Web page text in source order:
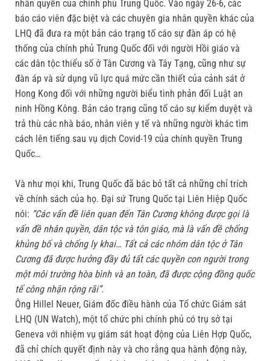
nhân quyền của chính phủ Trung Quốc. Vào ngày 26-6, các
báo cáo viên đặc biệt và các chuyên gia nhân quyền khác của
LHQ đã đưa ra một bản cáo trạng tố cáo sự đàn áp có hệ
thống của chính phủ Trung Quốc đối với người Hồi giáo và
các dân tộc thiểu số ở Tân Cương và Tây Tạng, cũng như sự
đàn áp và sử dụng vũ lực quá mức cần thiết của cảnh sát ở
Hong Kong đối với những người biểu tình phản đối Luật an
ninh Hồng Kông. Bản cáo trạng cũng tố cáo sự kiểm duyệt và
trả thù các nhà báo, nhân viên y tế và những người khác tìm
cách lên tiếng sau vụ dịch Covid-19 của chính quyền Trung
Quốc…
Và như mọi khi, Trung Quốc đã bác bỏ tất cả những chỉ trích
về chính sách của họ. Đại sứ Trung Quốc tại Liên Hiệp Quốc
nói: “Các vấn đề liên quan đến Tân Cương không được gọi là
vấn đề nhân quyền, dân tộc và tôn giáo, mà là vấn đề chống
khủng bố và chống ly khai… Tất cả các nhóm dân tộc ở Tân
Cương đã được hưởng đầy đủ tất các quyền con người trong
một môi trường hòa bình và an toàn, đã được cộng đồng quốc
tế công nhận rộng rãi”.
Ông Hillel Neuer, Giám đốc điều hành của Tổ chức Giám sát
LHQ (UN Watch), một tổ chức phi chính phủ có trụ sở tại
Geneva với nhiệm vụ giám sát hoạt động của Liên Hợp Quốc,
đã chỉ chích quyết định này và cho rằng qua hành động này,